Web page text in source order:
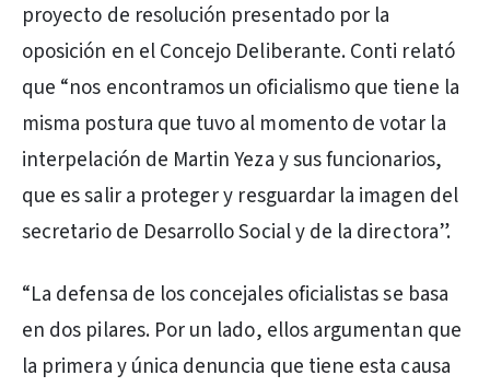
proyecto de resolución presentado por la
oposición en el Concejo Deliberante. Conti relató
que “nos encontramos un oficialismo que tiene la
misma postura que tuvo al momento de votar la
interpelación de Martin Yeza y sus funcionarios,
que es salir a proteger y resguardar la imagen del
secretario de Desarrollo Social y de la directora”.
“La defensa de los concejales oficialistas se basa
en dos pilares. Por un lado, ellos argumentan que
la primera y única denuncia que tiene esta causa